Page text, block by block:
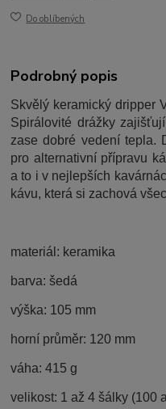
Do oblíbených
Podrobný popis
Skvělý keramický dripper
Spirálovité drážky
zase dobré vedení tepla.
pro alternativní přípravu
a to i v nejlepších
kávu, která si zachová
materiál: keramika
barva: šedá
výška: 105 mm
horní průměr: 120 mm
váha: 415 g
velikost: 1 až 4 šálky (100